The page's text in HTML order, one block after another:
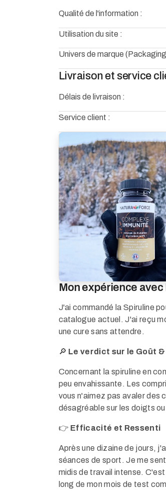
Qualité de l'information :
Utilisation du site :
Univers de marque
Livraison et service
Délais de livraison :
Service client :
Mon expérience
J'ai commandé la Spiruline
catalogue actuel. J'ai reçu
une cure sans attendre.
🔎 Le verdict sur le Goût
Concernant la spiruline en
peu envahissante. Les
vous n'aimez pas avaler des
désagréable sur les doigts
👉 Efficacité et Ressenti
Après une dizaine de jours,
séances de sport. Je me
midis de travail intense.
long de mon mois de test